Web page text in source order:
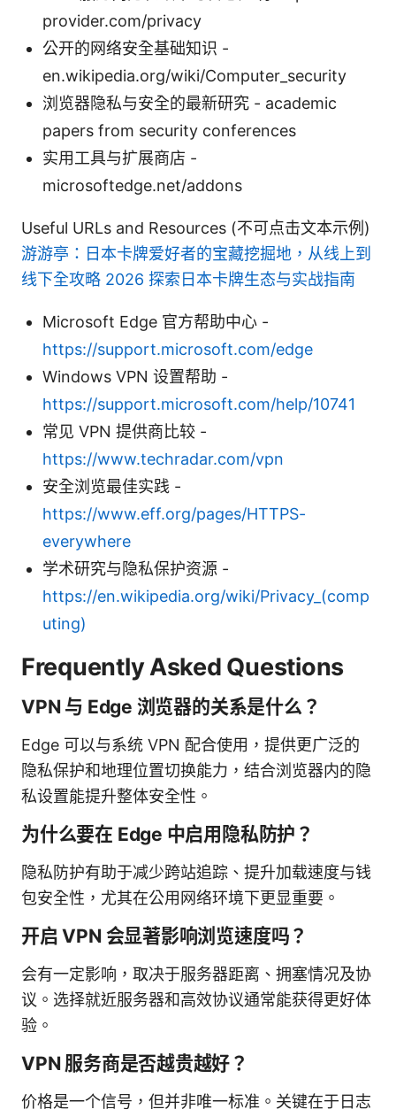
provider.com/privacy
公开的网络安全基础知识 -
en.wikipedia.org/wiki/Computer_security
浏览器隐私与安全的最新研究 - academic
papers from security conferences
实用工具与扩展商店 -
microsoftedge.net/addons
Useful URLs and Resources (不可点击文本示例)
游游亭：日本卡牌爱好者的宝藏挖掘地，从线上到
线下全攻略 2026 探索日本卡牌生态与实战指南
Microsoft Edge 官方帮助中心 -
https://support.microsoft.com/edge
Windows VPN 设置帮助 -
https://support.microsoft.com/help/10741
常见 VPN 提供商比较 -
https://www.techradar.com/vpn
安全浏览最佳实践 -
https://www.eff.org/pages/HTTPS-
everywhere
学术研究与隐私保护资源 -
https://en.wikipedia.org/wiki/Privacy_(comp
uting)
Frequently Asked Questions
VPN 与 Edge 浏览器的关系是什么？
Edge 可以与系统 VPN 配合使用，提供更广泛的
隐私保护和地理位置切换能力，结合浏览器内的隐
私设置能提升整体安全性。
为什么要在 Edge 中启用隐私防护？
隐私防护有助于减少跨站追踪、提升加载速度与钱
包安全性，尤其在公用网络环境下更显重要。
开启 VPN 会显著影响浏览速度吗？
会有一定影响，取决于服务器距离、拥塞情况及协
议。选择就近服务器和高效协议通常能获得更好体
验。
VPN 服务商是否越贵越好？
价格是一个信号，但并非唯一标准。关键在于日志